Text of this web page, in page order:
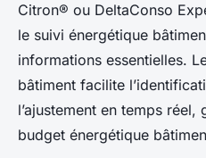
Citron® ou DeltaConso
le suivi énergétique
informations essentielles.
bâtiment facilite
l’ajustement en temps
budget énergétique